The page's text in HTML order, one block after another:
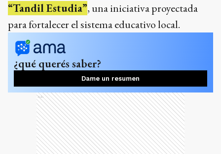
“Tandil Estudia”, una iniciativa proyectada
para fortalecer el sistema educativo local.
¿qué querés saber?
Dame un resumen
Ads